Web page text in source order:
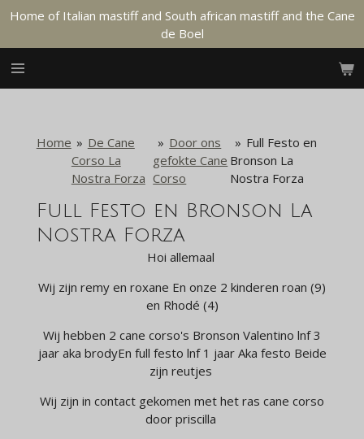
Ga
naar
de
hoofdinhoud
Home of Italian mastiff and South african mastiff and the Cane
de Boel
Home » De Cane
Corso La
Nostra Forza
» Door ons
gefokte Cane
Corso
» Full Festo en
Bronson La
Nostra Forza
Full Festo en Bronson La
Nostra Forza
Hoi allemaal
Wij zijn remy en roxane En onze 2 kinderen roan (9)
en Rhodé (4)
Wij hebben 2 cane corso's Bronson Valentino lnf 3
jaar aka brodyEn full festo lnf 1 jaar Aka festo Beide
zijn reutjes
Wij zijn in contact gekomen met het ras cane corso
door priscilla